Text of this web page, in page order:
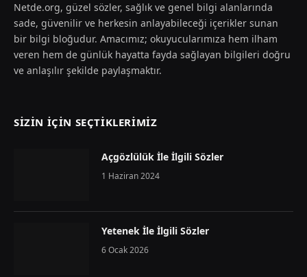
Netde.org, güzel sözler, sağlık ve genel bilgi alanlarında
sade, güvenilir ve herkesin anlayabileceği içerikler sunan
bir bilgi bloğudur. Amacımız; okuyucularımıza hem ilham
veren hem de günlük hayatta fayda sağlayan bilgileri doğru
ve anlaşılır şekilde paylaşmaktır.
SIZIN İÇIN SEÇTIKLERIMIZ
Açgözlülük İle İlgili Sözler
1 Haziran 2024
Yetenek İle İlgili Sözler
6 Ocak 2026